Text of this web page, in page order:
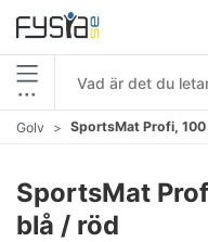
•••
Golv SportsMat Profi,
SportsMat
blå / röd